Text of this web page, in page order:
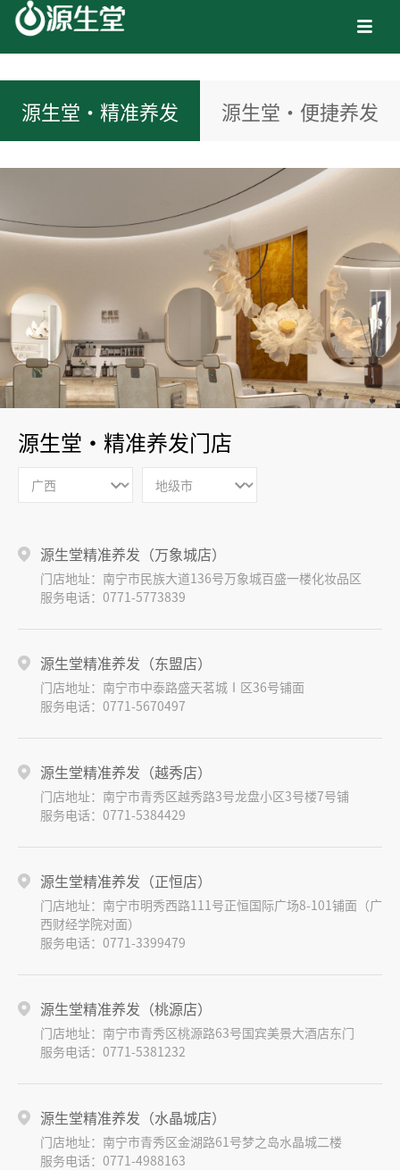

源生堂·精准养发 源生堂·便捷养发
源生堂·精准养发门店
源生堂精准养发（万象城店）
门店地址：南宁市民族大道136号万象城百盛一楼化妆品区
服务电话：0771-5773839
源生堂精准养发（东盟店）
门店地址：南宁市中泰路盛天茗城Ⅰ区36号铺面
服务电话：0771-5670497
源生堂精准养发（越秀店）
门店地址：南宁市青秀区越秀路3号龙盘小区3号楼7号铺
服务电话：0771-5384429
源生堂精准养发（正恒店）
门店地址：南宁市明秀西路111号正恒国际广场8-101铺面（广
西财经学院对面）
服务电话：0771-3399479
源生堂精准养发（桃源店）
门店地址：南宁市青秀区桃源路63号国宾美景大酒店东门
服务电话：0771-5381232
源生堂精准养发（水晶城店）
门店地址：南宁市青秀区金湖路61号梦之岛水晶城二楼
服务电话：0771-4988163